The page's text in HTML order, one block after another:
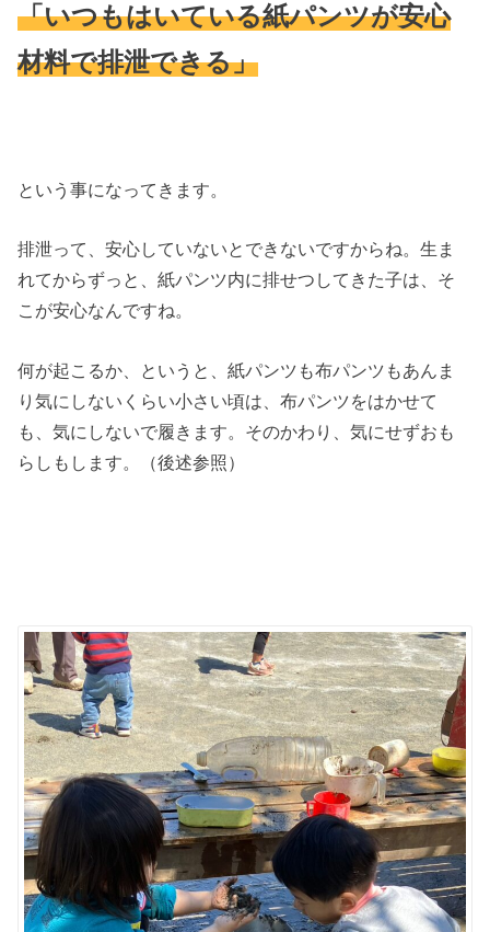
「いつもはいている紙パンツが安心
材料で排泄できる」
という事になってきます。
排泄って、安心していないとできないですからね。生ま
れてからずっと、紙パンツ内に排せつしてきた子は、そ
こが安心なんですね。
何が起こるか、というと、紙パンツも布パンツもあんま
り気にしないくらい小さい頃は、布パンツをはかせて
も、気にしないで履きます。そのかわり、気にせずおも
らしもします。（後述参照）